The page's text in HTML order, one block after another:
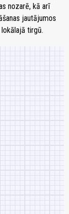
nozarē, kā arī
jautājumos
tirgū.